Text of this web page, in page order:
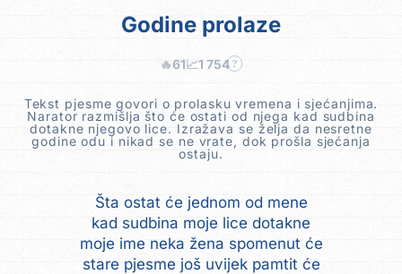
Godine prolaze
🔥61📈1 754 ?
Tekst pjesme govori o prolasku vremena i sjećanjima.
Narator razmišlja što će ostati od njega kad sudbina
dotakne njegovo lice. Izražava se želja da nesretne
godine odu i nikad se ne vrate, dok prošla sjećanja
ostaju.
Šta ostat će jednom od mene
kad sudbina moje lice dotakne
moje ime neka žena spomenut će
stare pjesme još uvijek pamtit će